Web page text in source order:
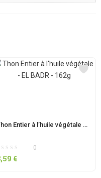
Thon Entier à l’huile végétale – EL BADR – 162g
0
€